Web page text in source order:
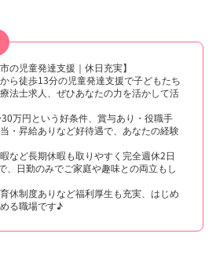
の児童発達支援｜休日充実】
ら徒歩13分の児童発達支援で子どもたち
法士求人、ぜひあなたの力を活かして活
万円という好条件、賞与あり・役職手
・昇給ありなど好待遇で、あなたの経験
など長期休暇も取りやすく完全週休2日
、日勤のみでご家庭や趣味との両立もし
休制度ありなど福利厚生も充実、はじめ
る職場です♪